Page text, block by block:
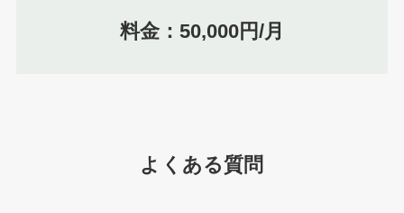
料金：50,000円/月
よくある質問